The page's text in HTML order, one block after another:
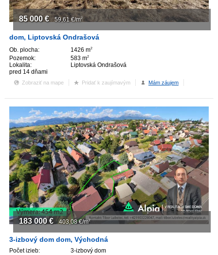
PARTNERI
KONTAKT
dom, Liptovská Ondrašová
Ob. plocha: 1426 m2
Pozemok: 583 m2
Lokalita:
Liptovská Ondrašová
pred 14 dňami
85 000 € 59,61 €/m2
Zobraziť na mape Pridať k zaujímavým Mám záujem
3-izbový dom dom, Východná
Počet izieb:
3-izbový dom
183 000 € 403,08 €/m2